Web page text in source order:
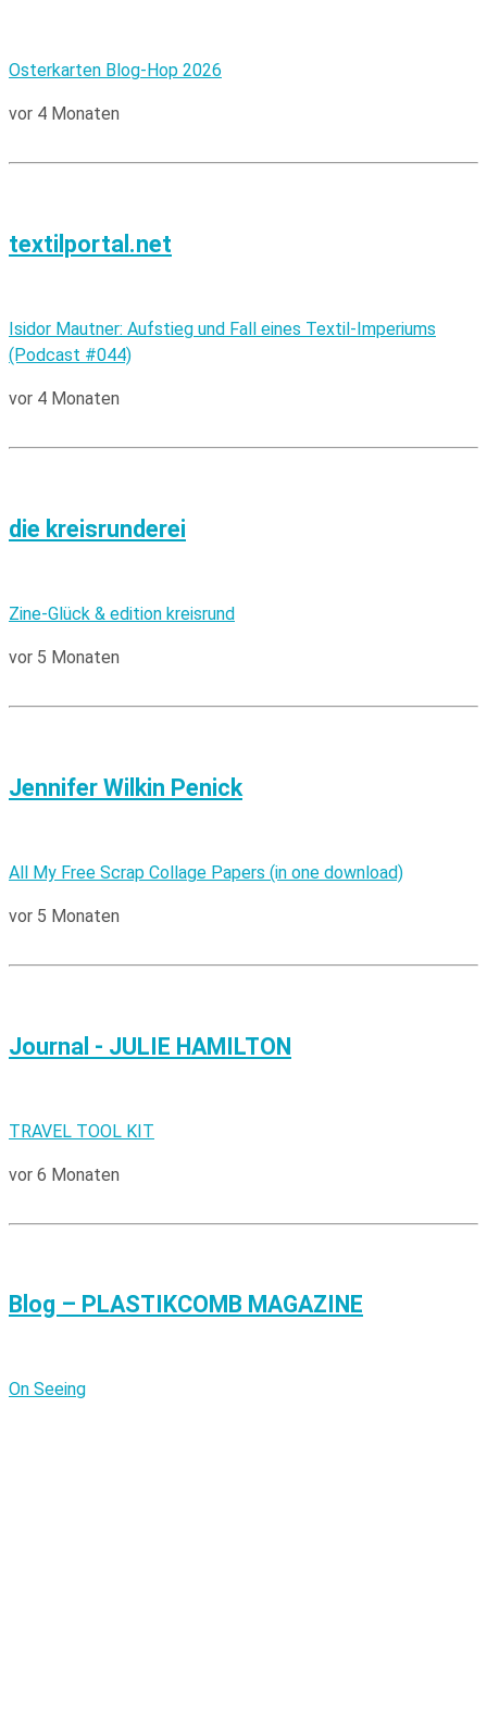
Osterkarten Blog-Hop 2026
vor 4 Monaten
textilportal.net
Isidor Mautner: Aufstieg und Fall eines Textil-Imperiums
(Podcast #044)
vor 4 Monaten
die kreisrunderei
Zine-Glück & edition kreisrund
vor 5 Monaten
Jennifer Wilkin Penick
All My Free Scrap Collage Papers (in one download)
vor 5 Monaten
Journal - JULIE HAMILTON
TRAVEL TOOL KIT
vor 6 Monaten
Blog – PLASTIKCOMB MAGAZINE
On Seeing